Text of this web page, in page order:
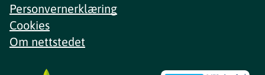
Personvernerklæring
Cookies
Om nettstedet